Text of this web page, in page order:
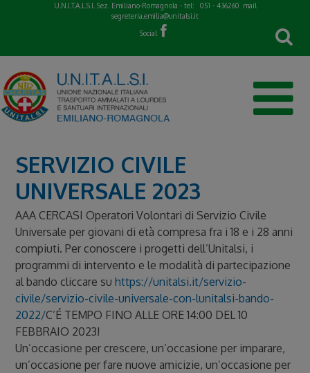
U.N.I.T.A.L.S.I. Sez. Emiliano-Romagnola - tel: 051 - 436260 mail
segreteria.emilia@unitalsi.it
Social
SERVIZIO CIVILE
UNIVERSALE 2023
AAA CERCASI Operatori Volontari di Servizio Civile
Universale per giovani di età compresa fra i 18 e i 28 anni
compiuti. Per conoscere i progetti dell’Unitalsi, i
programmi di intervento e le modalità di partecipazione
al bando cliccare suhttps://unitalsi.it/servizio-
civile/servizio-civile-universale-con-lunitalsi-bando-
2022/C’É TEMPO FINO ALLE ORE 14:00 DEL 10
FEBBRAIO 2023!
Un’occasione per crescere, un’occasione per imparare,
un’occasione per fare nuove amicizie, un’occasione per